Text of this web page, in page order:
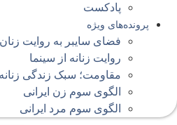
پادکست
پرونده‌های ویژه
فضای سایبر به روایت زنان
روایت زنانه از سینما
مقاومت؛ سبک زندگی زنانه
الگوی سوم زن ایرانی
الگوی سوم مرد ایرانی